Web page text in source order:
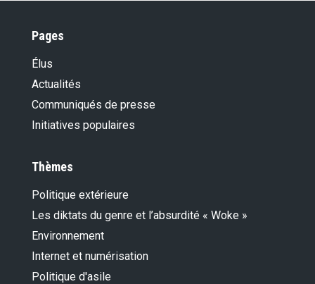
Pages
Élus
Actualités
Communiqués de presse
Initiatives populaires
Thèmes
Politique extérieure
Les diktats du genre et l’absurdité « Woke »
Environnement
Internet et numérisation
Politique d'asile